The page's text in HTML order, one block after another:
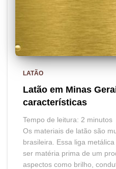
LATÃO
Latão em Minas
características
Tempo de leitura: 2 minutos
Os materiais de latão são
brasileira. Essa liga
ser matéria prima de um
aspectos como brilho,